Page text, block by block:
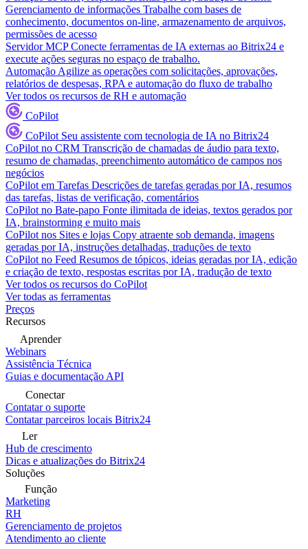
Gerenciamento de informações Trabalhe com bases de
conhecimento, documentos on-line, armazenamento de arquivos,
permissões de acesso
Servidor MCP Conecte ferramentas de IA externas ao Bitrix24 e
execute ações seguras no espaço de trabalho.
Automação Agilize as operações com solicitações, aprovações,
relatórios de despesas, RPA e automação do fluxo de trabalho
Ver todos os recursos de RH e automação
CoPilot
CoPilot Seu assistente com tecnologia de IA no Bitrix24
CoPilot no CRM Transcrição de chamadas de áudio para texto,
resumo de chamadas, preenchimento automático de campos nos
negócios
CoPilot em Tarefas Descrições de tarefas geradas por IA, resumos
das tarefas, listas de verificação, comentários
CoPilot no Bate-papo Fonte ilimitada de ideias, textos gerados por
IA, brainstorming e muito mais
CoPilot nos Sites e lojas Copy atraente sob demanda, imagens
geradas por IA, instruções detalhadas, traduções de texto
CoPilot no Feed Resumos de tópicos, ideias geradas por IA, edição
e criação de texto, respostas escritas por IA, tradução de texto
Ver todos os recursos do CoPilot
Ver todas as ferramentas
Preços
Recursos
Aprender
Webinars
Assistência Técnica
Guias e documentação API
Conectar
Contatar o suporte
Contatar parceiros locais Bitrix24
Ler
Hub de crescimento
Dicas e atualizações do Bitrix24
Soluções
Função
Marketing
RH
Gerenciamento de projetos
Atendimento ao cliente